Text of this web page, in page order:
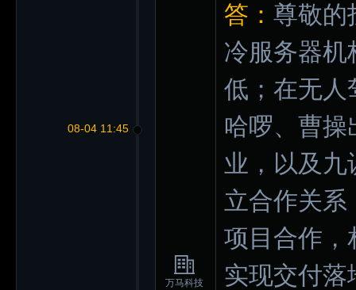
08-04 11:45
万马科技
答： 尊敬的
冷服务器机
低；在无人
哈啰、曹
业，以及九
立合作关系
项目合作，
实现交付落